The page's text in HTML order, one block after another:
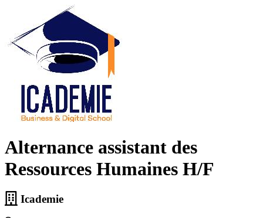
Alternance assistant des
Ressources Humaines H/F
Icademie